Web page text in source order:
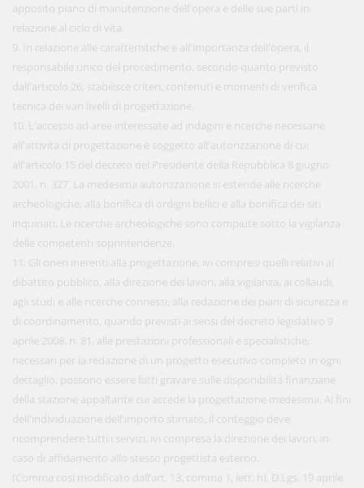
apposito piano di manutenzione dell'opera e delle sue parti in
relazione al ciclo di vita.
9. In relazione alle caratteristiche e all'importanza dell'opera, il
responsabile unico del procedimento, secondo quanto previsto
dall'articolo 26, stabilisce criteri, contenuti e momenti di verifica
tecnica dei vari livelli di progettazione.
10. L'accesso ad aree interessate ad indagini e ricerche necessarie
all'attività di progettazione è soggetto all'autorizzazione di cui
all'articolo 15 del decreto del Presidente della Repubblica 8 giugno
2001, n. 327. La medesima autorizzazione si estende alle ricerche
archeologiche, alla bonifica di ordigni bellici e alla bonifica dei siti
inquinati. Le ricerche archeologiche sono compiute sotto la vigilanza
delle competenti soprintendenze.
11. Gli oneri inerenti alla progettazione, ivi compresi quelli relativi al
dibattito pubblico, alla direzione dei lavori, alla vigilanza, ai collaudi,
agli studi e alle ricerche connessi, alla redazione dei piani di sicurezza e
di coordinamento, quando previsti ai sensi del decreto legislativo 9
aprile 2008, n. 81, alle prestazioni professionali e specialistiche,
necessari per la redazione di un progetto esecutivo completo in ogni
dettaglio, possono essere fatti gravare sulle disponibilità finanziarie
della stazione appaltante cui accede la progettazione medesima. Ai fini
dell'individuazione dell'importo stimato, il conteggio deve
ricomprendere tutti i servizi, ivi compresa la direzione dei lavori, in
caso di affidamento allo stesso progettista esterno.
(Comma così modificato dall’art. 13, comma 1, lett. h), D.Lgs. 19 aprile